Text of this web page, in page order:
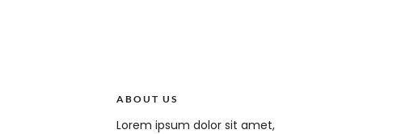
ABOUT US
Lorem ipsum dolor sit amet,